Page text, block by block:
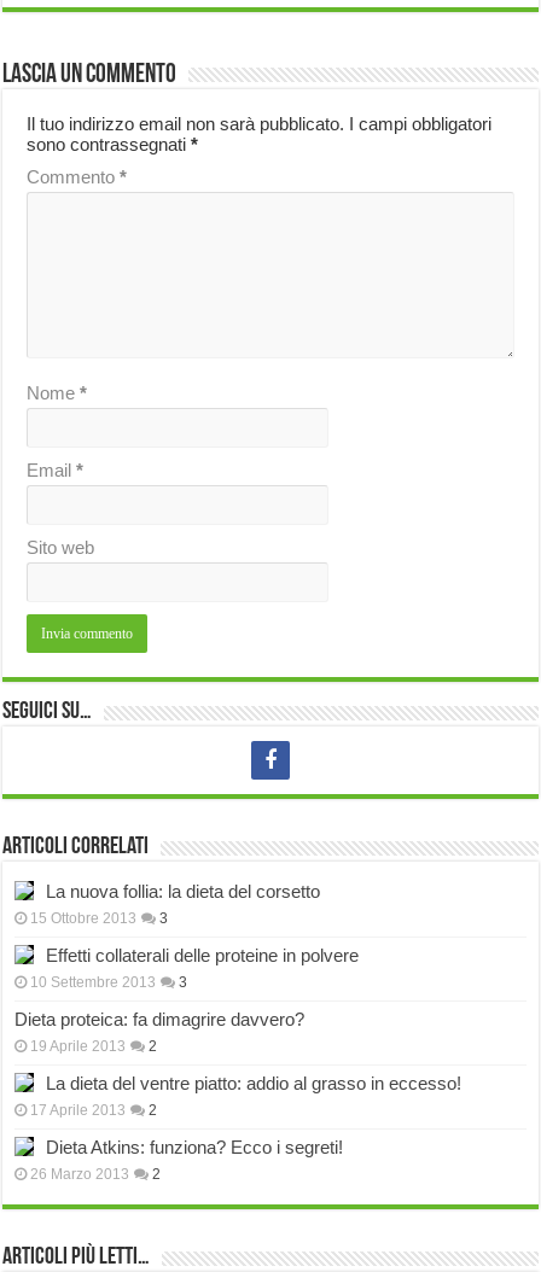
Lascia un commento
Il tuo indirizzo email non sarà pubblicato. I campi obbligatori
sono contrassegnati*
Commento*
Nome*
Email*
Sito web
Seguici su…
Articoli correlati
La nuova follia: la dieta del corsetto
15 Ottobre 2013 3
Effetti collaterali delle proteine in polvere
10 Settembre 2013 3
Dieta proteica: fa dimagrire davvero?
19 Aprile 2013 2
La dieta del ventre piatto: addio al grasso in eccesso!
17 Aprile 2013 2
Dieta Atkins: funziona? Ecco i segreti!
26 Marzo 2013 2
Articoli più Letti…